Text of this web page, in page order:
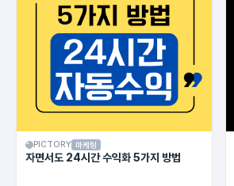
PICTORY 마케팅
자면서도 24시간 수익화 5가지 방법